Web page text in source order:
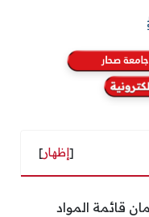
[إظهار]
قائمة المواد